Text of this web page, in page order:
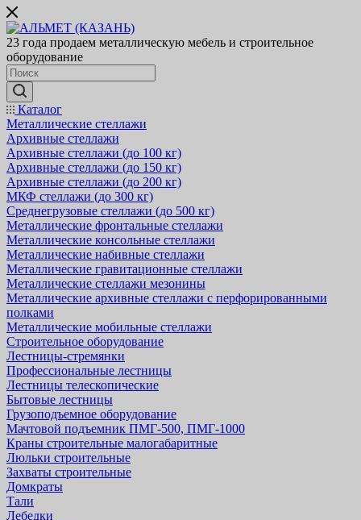
23 года продаем металлическую мебель и строительное
оборудование
Каталог
Металлические стеллажи
Архивные стеллажи
Архивные стеллажи (до 100 кг)
Архивные стеллажи (до 150 кг)
Архивные стеллажи (до 200 кг)
МКФ стеллажи (до 300 кг)
Среднегрузовые стеллажи (до 500 кг)
Металлические фронтальные стеллажи
Металлические консольные стеллажи
Металлические набивные стеллажи
Металлические гравитационные стеллажи
Металлические стеллажи мезонины
Металлические архивные стеллажи с перфорированными
полками
Металлические мобильные стеллажи
Строительное оборудование
Лестницы-стремянки
Профессиональные лестницы
Лестницы телескопические
Бытовые лестницы
Грузоподъемное оборудование
Мачтовой подъемник ПМГ-500, ПМГ-1000
Краны строительные малогабаритные
Люльки строительные
Захваты строительные
Домкраты
Тали
Лебедки